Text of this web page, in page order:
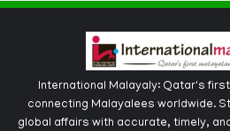
International Malayaly: Qatar's
connecting Malayalees worldwide.
global affairs with accurate, timely,